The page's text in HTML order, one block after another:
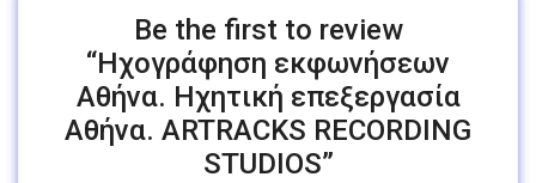
Be the first to review
“Ηχογράφηση εκφωνήσεων
Αθήνα. Ηχητική επεξεργασία
Αθήνα. ARTRACKS RECORDING
STUDIOS”